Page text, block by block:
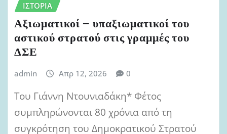
ΙΣΤΟΡΊΑ
Αξιωματικοί – υπαξιωματικοί του
αστικού στρατού στις γραμμές του
ΔΣΕ
admin Απρ 12, 2026 0
Του Γιάννη Ντουνιαδάκη* Φέτος
συμπληρώνονται 80 χρόνια από τη
συγκρότηση του Δημοκρατικού Στρατού